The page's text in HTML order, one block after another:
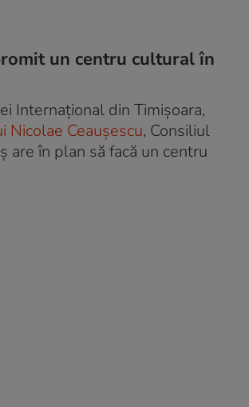
un centru cultural în
Internațional din Timișoara,
Nicolae Ceaușescu, Consiliul
are în plan să facă un centru